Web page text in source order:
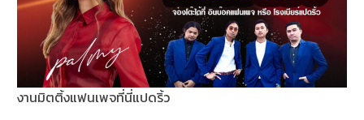
งานมิตติ้งแฟนเพจที่นี่แปดริ้ว